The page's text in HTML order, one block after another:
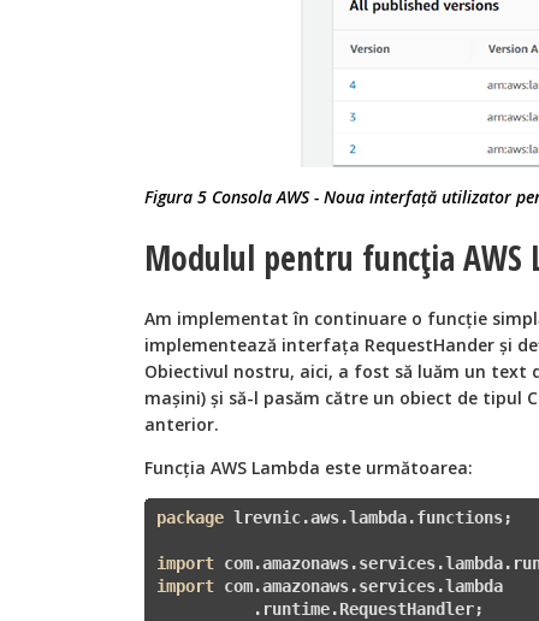
Figura 5 Consola AWS - Noua interfață utilizator
Modulul pentru funcția AWS
Am implementat în continuare o funcție
implementează interfața RequestHander și
Obiectivul nostru, aici, a fost să luăm un text
mașini) și să-l pasăm către un obiect de tipul
anterior.
Funcția AWS Lambda este următoarea:
package lrevnic.aws.lambda.functions;
import
import com.amazonaws.services.lambda
          .runtime.RequestHandler;